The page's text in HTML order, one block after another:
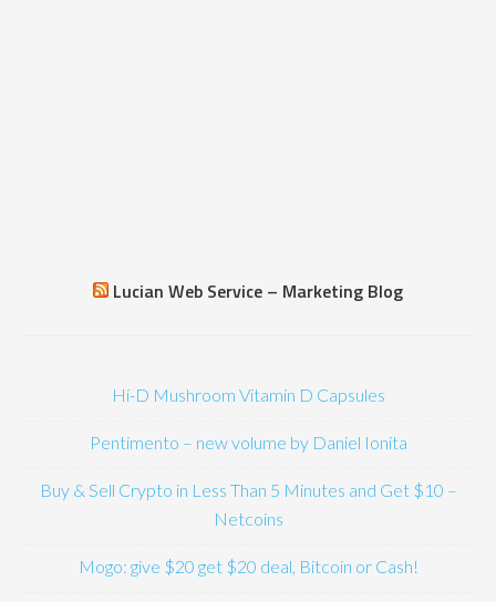
Lucian Web Service – Marketing Blog
Hi-D Mushroom Vitamin D Capsules
Pentimento – new volume by Daniel Ionita
Buy & Sell Crypto in Less Than 5 Minutes and Get $10 –
Netcoins
Mogo: give $20 get $20 deal, Bitcoin or Cash!